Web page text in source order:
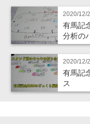
2020/12/
有馬記
分析の
2020/12/
有馬記
ス